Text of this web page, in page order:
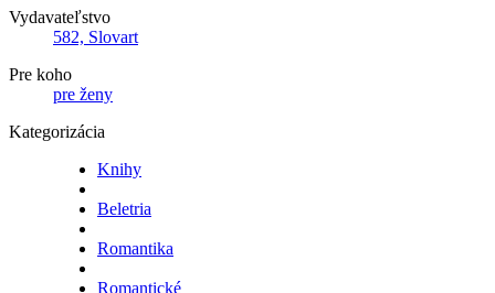
Vydavateľstvo
582, Slovart
Pre koho
pre ženy
Kategorizácia
Knihy
Beletria
Romantika
Romantické